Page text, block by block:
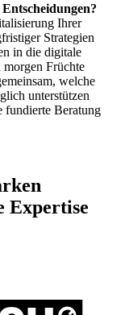
Ihrer
Strategien
in die digitale
morgen Früchte
welche
unterstützen
fundierte Beratung
Expertise